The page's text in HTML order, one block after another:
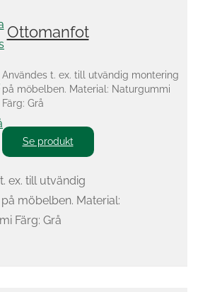
Ottomanfot
Användes t. ex. till utvändig montering
på möbelben. Material: Naturgummi
Färg: Grå
Se produkt
ex. till utvändig
möbelben. Material:
Färg: Grå